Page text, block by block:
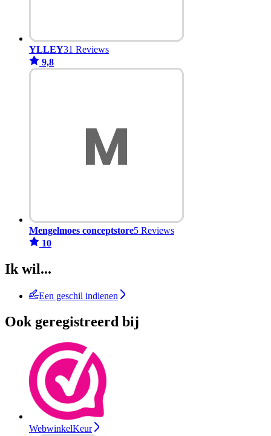
YLLEY31 Reviews
9,8
Mengelmoes conceptstore5 Reviews
10
Ik wil...
Een geschil indienen
Ook geregistreerd bij
WebwinkelKeur